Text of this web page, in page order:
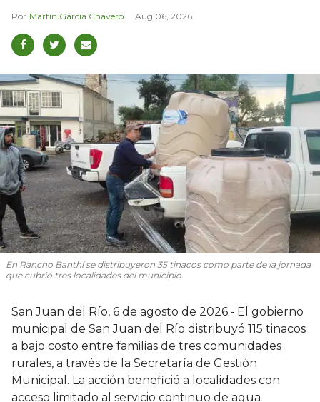
Martín García Chavero Aug 06, 2026
En Rancho Banthí se distribuyeron 35 tinacos como parte de la jornada
que cubrió tres localidades del municipio.
San Juan del Río, 6 de agosto de 2026.- El gobierno
municipal de San Juan del Río distribuyó 115 tinacos
a bajo costo entre familias de tres comunidades
rurales, a través de la Secretaría de Gestión
Municipal. La acción benefició a localidades con
acceso limitado al servicio continuo de agua